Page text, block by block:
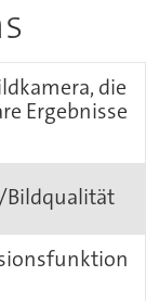
die
Ergebnisse
Bildqualität